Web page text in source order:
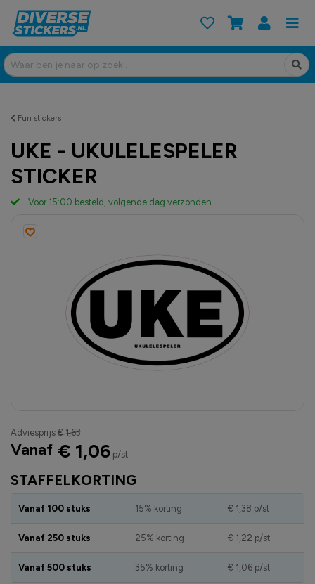
Fun stickers
UKE - UKULELESPELER
STICKER
STAFFELKORTING
Vanaf 100 stuks 15% korting € 1,38 p/st
Vanaf 250 stuks 25% korting € 1,22 p/st
Vanaf 500 stuks 35% korting € 1,06p/st
Adviesprijs € 1,63
Vanaf € 1,06p/st
Voor 15:00 besteld, volgende dag verzonden